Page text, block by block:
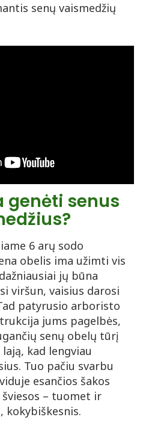
senų vaismedžių
genėti senus
6 arų sodo
obelis ima užimti vis
jų būna
viršun, vaisius darosi
patyrusio arboristo
jums pagelbės,
senų obelų tūrį
kad lengviau
Tuo pačiu svarbu
esančios šakos
– tuomet ir
kokybiškesnis.